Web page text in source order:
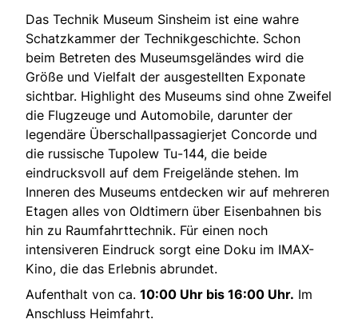
Das Technik Museum Sinsheim ist eine wahre
Schatzkammer der Technikgeschichte. Schon
beim Betreten des Museumsgeländes wird die
Größe und Vielfalt der ausgestellten Exponate
sichtbar. Highlight des Museums sind ohne Zweifel
die Flugzeuge und Automobile, darunter der
legendäre Überschallpassagierjet Concorde und
die russische Tupolew Tu-144, die beide
eindrucksvoll auf dem Freigelände stehen. Im
Inneren des Museums entdecken wir auf mehreren
Etagen alles von Oldtimern über Eisenbahnen bis
hin zu Raumfahrttechnik. Für einen noch
intensiveren Eindruck sorgt eine Doku im IMAX-
Kino, die das Erlebnis abrundet.
Aufenthalt von ca. 10:00 Uhr bis 16:00 Uhr. Im
Anschluss Heimfahrt.